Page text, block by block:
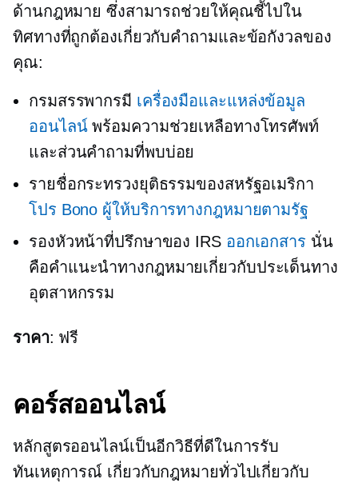
ด้านกฎหมาย ซึ่งสามารถช่วยให้คุณชี้ไปใน
ทิศทางที่ถูกต้องเกี่ยวกับคำถามและข้อกังวลของ
คุณ:
กรมสรรพากรมี เครื่องมือและแหล่งข้อมูล
ออนไลน์พร้อมความช่วยเหลือทางโทรศัพท์
และส่วนคำถามที่พบบ่อย
รายชื่อกระทรวงยุติธรรมของสหรัฐอเมริกา
โปร Bono ผู้ให้บริการทางกฎหมายตามรัฐ
รองหัวหน้าที่ปรึกษาของ IRS ออกเอกสาร นั่น
คือคำแนะนำทางกฎหมายเกี่ยวกับประเด็นทาง
อุตสาหกรรม
ราคา: ฟรี
คอร์สออนไลน์
หลักสูตรออนไลน์เป็นอีกวิธีที่ดีในการรับ
ทันเหตุการณ์ เกี่ยวกับกฎหมายทั่วไปเกี่ยวกับ